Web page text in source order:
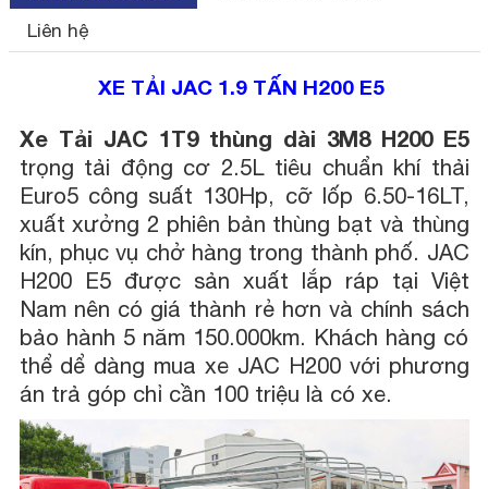
Liên hệ
XE TẢI JAC 1.9 TẤN H200 E5
Xe Tải JAC 1T9 thùng dài 3M8 H200 E5
trọng tải động cơ 2.5L tiêu chuẩn khí thải
Euro5 công suất 130Hp, cỡ lốp 6.50-16LT,
xuất xưởng 2 phiên bản thùng bạt và thùng
kín, phục vụ chở hàng trong thành phố. JAC
H200 E5 được sản xuất lắp ráp tại Việt
Nam nên có giá thành rẻ hơn và chính sách
bảo hành 5 năm 150.000km. Khách hàng có
thể dể dàng mua xe JAC H200 với phương
án trả góp chỉ cần 100 triệu là có xe.